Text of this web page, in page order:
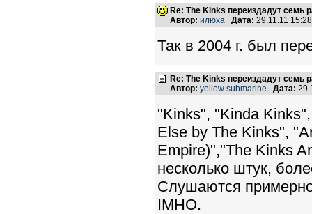
Re: The Kinks переиздадут семь
Автор: илюха Дата: 29.11.11
Так в 2004 г. был
Re: The Kinks переиздадут семь
Автор: yellow submarine Дата:
"Kinks", "Kinda
Else by The Kinks",
Empire)","The Kinks
несколько штук,
Слушаются
IMHO.